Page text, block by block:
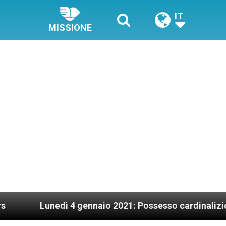
MISSIONE
IT
4 gennaio 2021: Possesso cardinalizio